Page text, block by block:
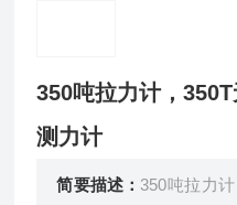
350吨拉力计，
测力计
简要描述：350吨拉力